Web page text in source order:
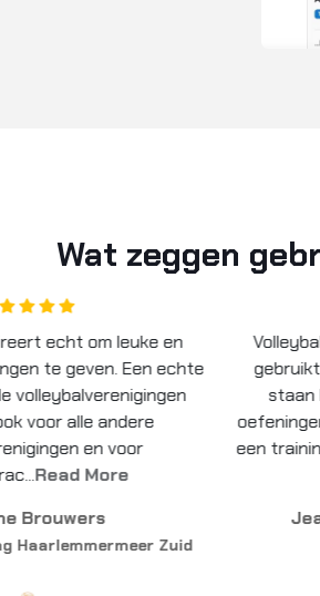
Wat zeggen
Volleybalvereniging DVC uit
gebruikt VolleybalXL met
staan hele handige
oefeningen staan uitgelegd.
een training samen stellen aan
Jeannette van de
DVC Driebruggen